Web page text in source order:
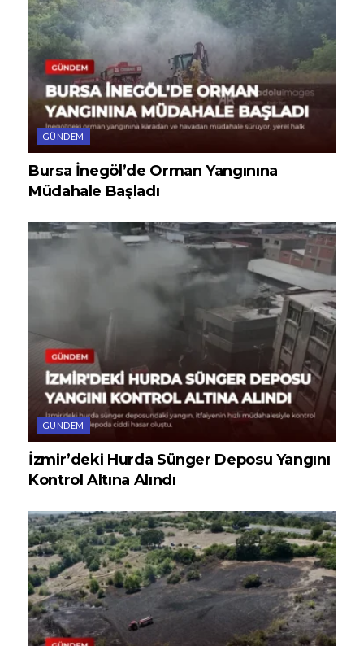
GÜNDEM
Bursa İnegöl’de Orman Yangınına
Müdahale Başladı
GÜNDEM
İzmir’deki Hurda Sünger Deposu Yangını
Kontrol Altına Alındı